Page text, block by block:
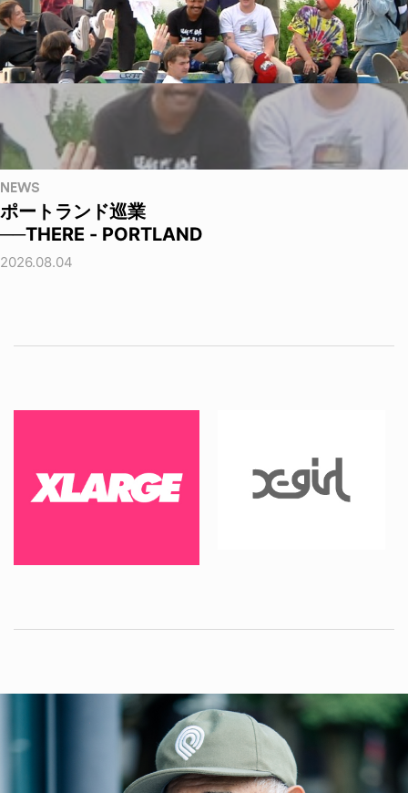
NEWS
ポートランド巡業
──THERE - PORTLAND
2026.08.04